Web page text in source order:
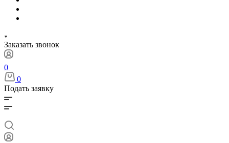
Заказать звонок
0
0
Подать заявку